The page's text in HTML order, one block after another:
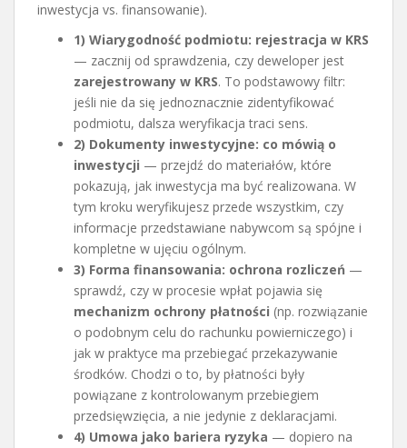
inwestycja vs. finansowanie).
1) Wiarygodność podmiotu: rejestracja w KRS
— zacznij od sprawdzenia, czy deweloper jest
zarejestrowany w KRS. To podstawowy filtr:
jeśli nie da się jednoznacznie zidentyfikować
podmiotu, dalsza weryfikacja traci sens.
2) Dokumenty inwestycyjne: co mówią o
inwestycji — przejdź do materiałów, które
pokazują, jak inwestycja ma być realizowana. W
tym kroku weryfikujesz przede wszystkim, czy
informacje przedstawiane nabywcom są spójne i
kompletne w ujęciu ogólnym.
3) Forma finansowania: ochrona rozliczeń —
sprawdź, czy w procesie wpłat pojawia się
mechanizm ochrony płatności (np. rozwiązanie
o podobnym celu do rachunku powierniczego) i
jak w praktyce ma przebiegać przekazywanie
środków. Chodzi o to, by płatności były
powiązane z kontrolowanym przebiegiem
przedsięwzięcia, a nie jedynie z deklaracjami.
4) Umowa jako bariera ryzyka — dopiero na